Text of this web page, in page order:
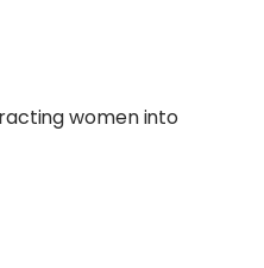
women into